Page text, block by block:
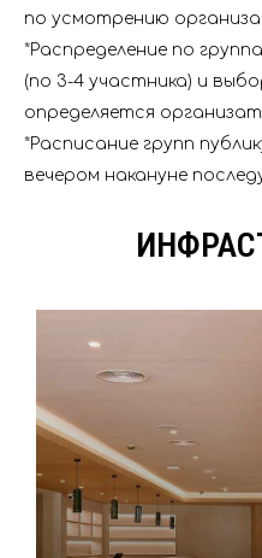
по усмотрению
*Распределение по
(по 3-4 участника) и
определяется
*Расписание групп
вечером накануне